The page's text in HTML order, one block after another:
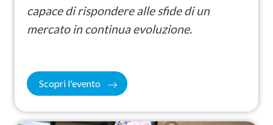
capace di rispondere alle sfide di un
mercato in continua evoluzione.
Scopri l'evento